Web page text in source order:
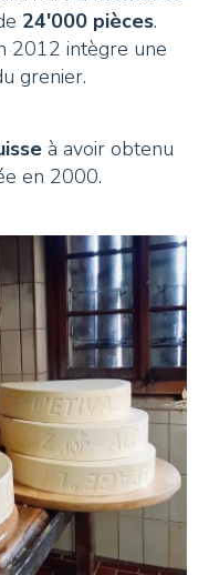
24'000 pièces.
2012 intègre une
grenier.
à avoir obtenu
en 2000.